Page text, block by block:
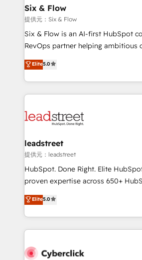
helps the following industries: logistics &
improvement & construction,
commercialization, real estate,
SaaS, Software Dev & IT and
the United States, EU, UAE, Mexico
America. From casual user to super fan: make
Six & Flow
提供元：Six & Flow
Six & Flow is an AI-first HubSpot
RevOps partner helping ambitious
grow with clarity, confidence, and
Operating across the UK,
Canada, we’ve delivered
HubSpot projects for mid-market
combine HubSpot, data, and AI to
and technology for predictable,
growth. Our expertise spans
architecture, AI enablement, and
delivered through our proprietary
Partner and ISO 27001:2022
we blend strategy, creativity, and
Elite5.0
leadstreet
提供元：leadstreet
HubSpot. Done Right. Elite
proven expertise across 650+
implementations. With 12+ years of HubSpot
experience, we help you use the
to its fullest capacity, improve
website, or build your new one.
Elite5.0